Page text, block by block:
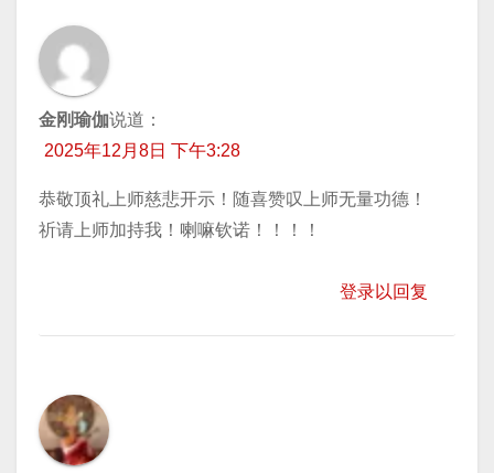
金刚瑜伽说道：
2025年12月8日 下午3:28
恭敬顶礼上师慈悲开示！随喜赞叹上师无量功德！
祈请上师加持我！喇嘛钦诺！！！！
登录以回复